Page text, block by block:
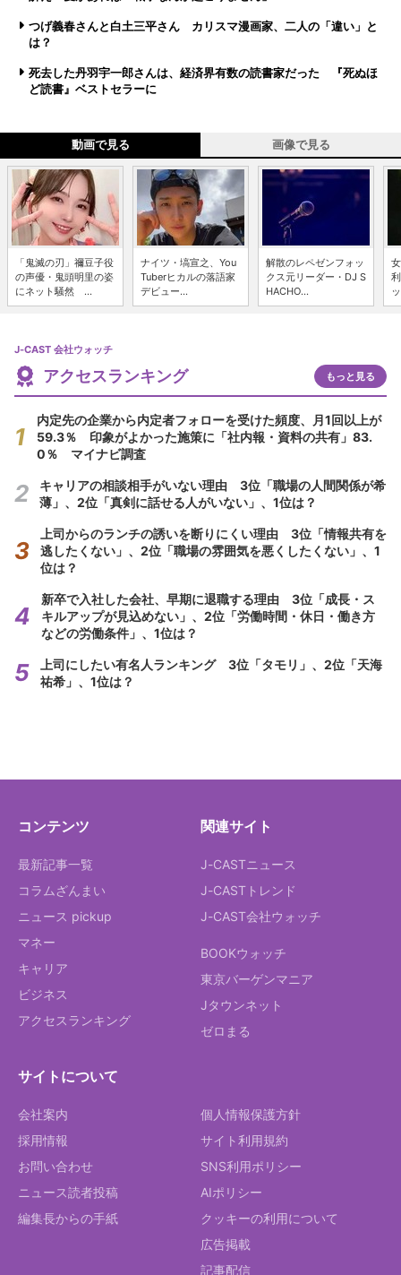
つげ義春さんと白土三平さん カリスマ漫画家、二人の「違い」と
は？
死去した丹羽宇一郎さんは、経済界有数の読書家だった 『死ぬほ
ど読書』ベストセラーに
動画で見る 画像で見る
「鬼滅の刃」禰豆子役
の声優・鬼頭明里の姿
にネット騒然 ...
ナイツ・塙宣之、You
Tuberヒカルの落語家
デビュー...
解散のレペゼンフォッ
クス元リーダー・DJ S
HACHO...
J-CAST 会社ウォッチ
アクセスランキング もっと見る
内定先の企業から内定者フォローを受けた頻度、月1回以上が
59.3％ 印象がよかった施策に「社内報・資料の共有」83.
0％ マイナビ調査
キャリアの相談相手がいない理由 3位「職場の人間関係が希
薄」、2位「真剣に話せる人がいない」、1位は？
上司からのランチの誘いを断りにくい理由 3位「情報共有を
逃したくない」、2位「職場の雰囲気を悪くしたくない」、1
位は？
新卒で入社した会社、早期に退職する理由 3位「成長・ス
キルアップが見込めない」、2位「労働時間・休日・働き方
などの労働条件」、1位は？
上司にしたい有名人ランキング 3位「タモリ」、2位「天海
祐希」、1位は？
コンテンツ
最新記事一覧
コラムざんまい
ニュース pickup
マネー
キャリア
ビジネス
アクセスランキング
関連サイト
J-CASTニュース
J-CASTトレンド
J-CAST会社ウォッチ
BOOKウォッチ
東京バーゲンマニア
Jタウンネット
ゼロまる
サイトについて
会社案内
採用情報
お問い合わせ
ニュース読者投稿
編集長からの手紙
個人情報保護方針
サイト利用規約
SNS利用ポリシー
AIポリシー
クッキーの利用について
広告掲載
記事配信